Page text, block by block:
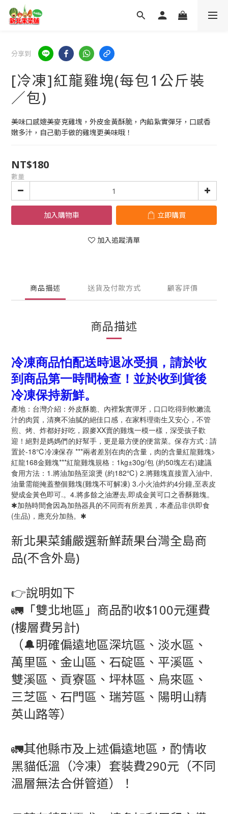
分享到
[冷凍]紅龍雞塊(每包1公斤裝
／包)
美味口感媲美麥克雞塊，外皮金黃酥脆，內餡紥實彈牙，口感香
嫩多汁，自己動手做的雞塊更美味哦！
NT$180
數量
加入購物車 立即購買
加入追蹤清單
商品描述 送貨及付款方式 顧客評價
商品描述
冷凍商品怕配送時退冰受損，請於收
到商品第一時間檢查！並於收到貨後
冷凍保持新鮮。
產地：台灣介紹：外皮酥脆、內裡紮實彈牙，口口吃得到軟嫩流
汁的肉質，清爽不油膩的絕佳口感，在家料理衛生又安心，不管
煎、烤、炸都好好吃，跟麥XX賣的雞塊一模一樣，深受孩子歡
迎！絕對是媽媽們的好幫手，更是最方便的便當菜。保存方式 : 請
置於-18℃冷凍保存 ***兩者差別在肉的含量，肉的含量紅龍雞塊>
紅龍168金雞塊***紅龍雞塊規格：1kg±30g/包 (約50塊左右)建議
食用方法：1.將油加熱至滾燙 (約182℃) 2.將雞塊直接置入油中,
油量需能掩蓋整個雞塊(雞塊不可解凍) 3.小火油炸約4分鐘,至表皮
變成金黃色即可.。4.將多餘之油瀝去,即成金黃可口之香酥雞塊。
✱加熱時間會因為加熱器具的不同而有所差異，本產品非供即食
(生品)，應充分加熱。✱
新北果菜鋪嚴選新鮮蔬果台灣全島商
品(不含外島)
👉說明如下
🚛「雙北地區」商品酌收$100元運費
(樓層費另計)
（🔔明確偏遠地區深坑區、淡水區、
萬里區、金山區、石碇區、平溪區、
雙溪區、貢寮區、坪林區、烏來區、
三芝區、石門區、瑞芳區、陽明山精
英山路等）
🚛其他縣市及上述偏遠地區，酌情收
黑貓低溫（冷凍）套裝費290元（不同
溫層無法合併管道）！